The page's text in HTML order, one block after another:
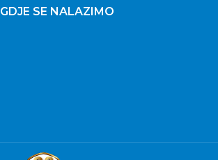
GDJE SE NALAZIMO